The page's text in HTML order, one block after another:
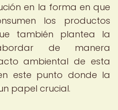
en la forma en que
los productos
también plantea la
de manera
ambiental de esta
este punto donde la
papel crucial.